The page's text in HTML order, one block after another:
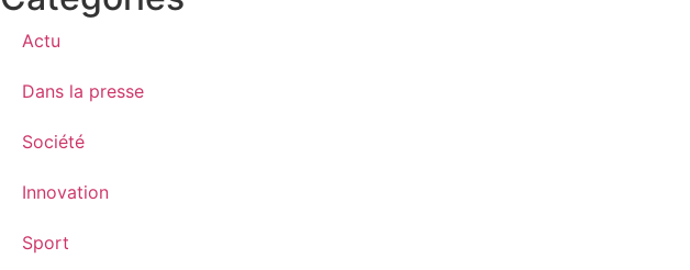
Actu
Dans la presse
Société
Innovation
Sport